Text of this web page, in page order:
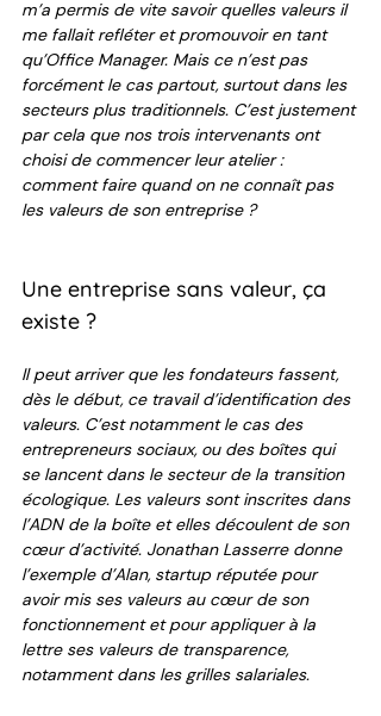
m’a permis de vite savoir quelles valeurs il
me fallait refléter et promouvoir en tant
qu’Office Manager. Mais ce n’est pas
forcément le cas partout, surtout dans les
secteurs plus traditionnels. C’est justement
par cela que nos trois intervenants ont
choisi de commencer leur atelier :
comment faire quand on ne connaît pas
les valeurs de son entreprise ?
Une entreprise sans valeur, ça
existe ?
Il peut arriver que les fondateurs fassent,
dès le début, ce travail d’identification des
valeurs. C’est notamment le cas des
entrepreneurs sociaux, ou des boîtes qui
se lancent dans le secteur de la transition
écologique. Les valeurs sont inscrites dans
l’ADN de la boîte et elles découlent de son
cœur d’activité. Jonathan Lasserre donne
l’exemple d’Alan, startup réputée pour
avoir mis ses valeurs au cœur de son
fonctionnement et pour appliquer à la
lettre ses valeurs de transparence,
notamment dans les grilles salariales.